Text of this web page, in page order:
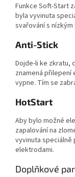
Funkce Soft-Start
byla vyvinuta
svařování s
Anti-Stick
Dojde-li ke zkratu,
znamená
vypne. Tím se
HotStart
Aby bylo možné
zapalování na
vyvinuta speciálně
elektrodami.
Doplňkové